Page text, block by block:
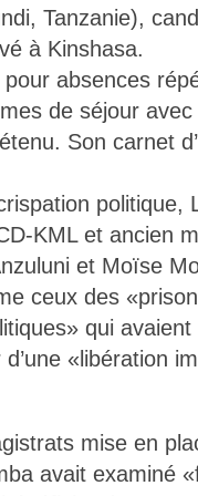
Tanzanie),
à Kinshasa.
absences
de séjour
Son carnet
politique,
KML et ancien
et Moïse
ceux des
qui
«libération
mise en
avait examiné